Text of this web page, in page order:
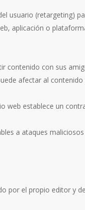
usuario (retargeting)
aplicación o
contenido con sus
afectar al
web establece un
a ataques
por el propio editor y